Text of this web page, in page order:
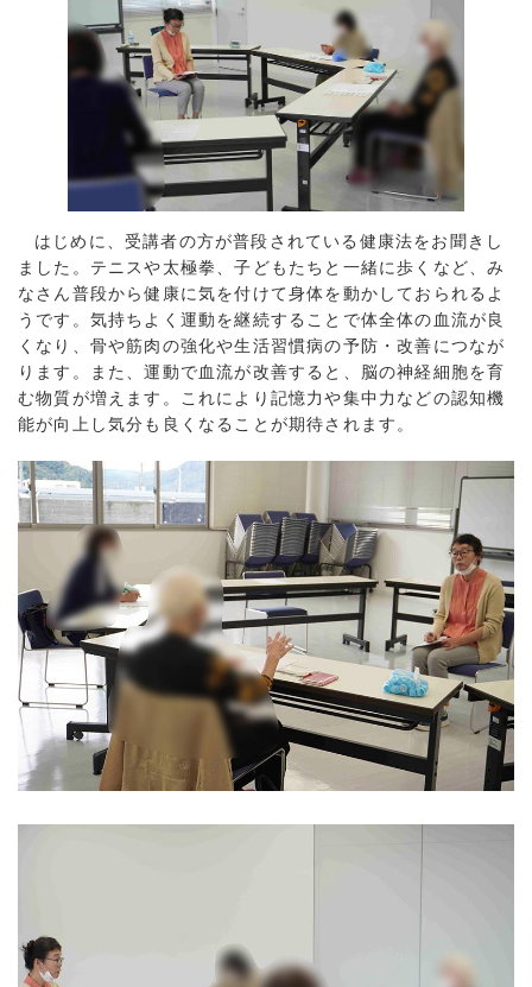
はじめに、受講者の方が普段されている健康法をお聞きし
ました。テニスや太極拳、子どもたちと一緒に歩くなど、み
なさん普段から健康に気を付けて身体を動かしておられるよ
うです。気持ちよく運動を継続することで体全体の血流が良
くなり、骨や筋肉の強化や生活習慣病の予防・改善につなが
ります。また、運動で血流が改善すると、脳の神経細胞を育
む物質が増えます。これにより記憶力や集中力などの認知機
能が向上し気分も良くなることが期待されます。